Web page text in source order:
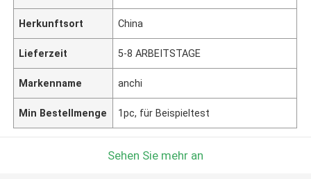
Herkunftsort China
Lieferzeit 5-8 ARBEITSTAGE
Markenname anchi
Min Bestellmenge 1pc, für Beispieltest
Sehen Sie mehr an